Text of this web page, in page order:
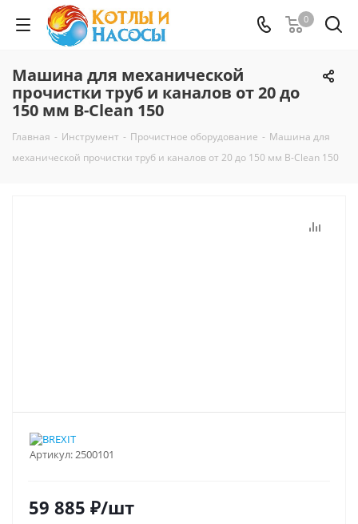
0
Машина для механической
прочистки труб и каналов от 20 до
150 мм B-Clean 150
Главная - Инструмент - Прочистное оборудование - Машина для
механической прочистки труб и каналов от 20 до 150 мм B-Clean 150
Артикул:2500101
59 885 ₽/шт